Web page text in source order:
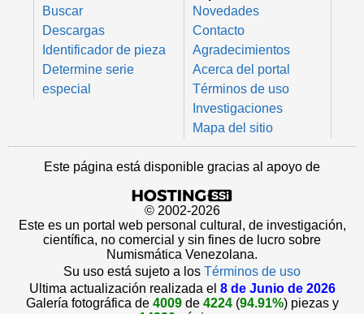
Buscar
Descargas
Identificador de pieza
Determine serie
especial
Novedades
Contacto
Agradecimientos
Acerca del portal
Términos de uso
Investigaciones
Mapa del sitio
Este página está disponible gracias al apoyo de
© 2002-2026
Este es un portal web personal cultural, de investigación,
científica, no comercial y sin fines de lucro sobre
Numismática Venezolana.
Su uso está sujeto a los Términos de uso
Ultima actualización realizada el 8 de Junio de 2026
Galería fotográfica de 4009de 4224(94.91%) piezas y